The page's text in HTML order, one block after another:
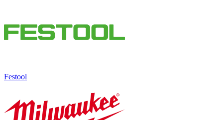
Festool